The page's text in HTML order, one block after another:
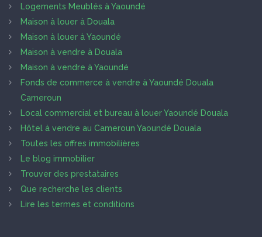
Logements Meublés à Yaoundé
Maison à louer à Douala
Maison à louer à Yaoundé
Maison à vendre à Douala
Maison à vendre à Yaoundé
Fonds de commerce à vendre à Yaoundé Douala
Cameroun
Local commercial et bureau à louer Yaoundé Douala
Hôtel à vendre au Cameroun Yaoundé Douala
Toutes les offres immobilières
Le blog immobilier
Trouver des prestataires
Que recherche les clients
Lire les termes et conditions